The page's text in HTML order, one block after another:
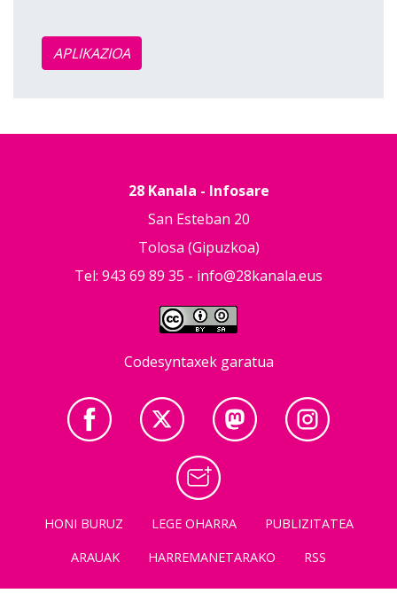
APLIKAZIOA
28 Kanala - Infosare
San Esteban 20
Tolosa (Gipuzkoa)
Tel: 943 69 89 35 - info@28kanala.eus
Codesyntaxek garatua
HONI BURUZ LEGE OHARRA
PUBLIZITATEA
ARAUAK
HARREMANETARAKO RSS